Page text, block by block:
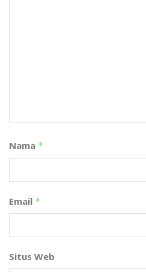
Nama *
Email *
Situs Web